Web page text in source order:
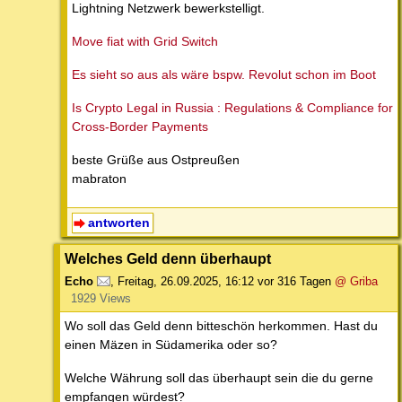
Lightning Netzwerk bewerkstelligt.
Move fiat with Grid Switch
Es sieht so aus als wäre bspw. Revolut schon im Boot
Is Crypto Legal in Russia : Regulations & Compliance for
Cross-Border Payments
beste Grüße aus Ostpreußen
mabraton
antworten
Welches Geld denn überhaupt
Echo , Freitag, 26.09.2025, 16:12 vor 316 Tagen @ Griba
1929 Views
Wo soll das Geld denn bitteschön herkommen. Hast du
einen Mäzen in Südamerika oder so?
Welche Währung soll das überhaupt sein die du gerne
empfangen würdest?